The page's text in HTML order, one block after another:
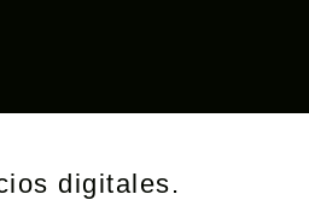
digitales.